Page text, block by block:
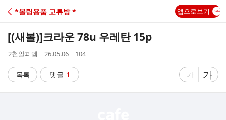
C
A
*볼링용품 교류방 * 앱으로보기
[(새볼)]크라운 78u 우레탄 15p
작
자
2천알피엠
작
시
간
26.05.06
조
수
104
목록 댓글 1
글
가
글
자
가